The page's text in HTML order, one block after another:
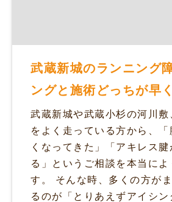
武蔵新城のランニング
ングと施術どっちが早
武蔵新城や武蔵小杉の河川敷
をよく走っている方から、「
くなってきた」「アキレス
る」というご相談を本当によ
す。 そんな時、多くの方が
るのが「とりあえずアイシ